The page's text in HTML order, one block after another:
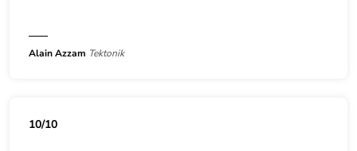
Alain Azzam Tektonik
10/10